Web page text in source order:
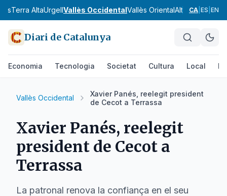
Terra AltaUrgellVallès OccidentalVallès OrientalAlt CampAlt
CA ES EN
Diari de Catalunya
Economia Tecnologia Societat Cultura Local
Vallès Occidental
Xavier Panés, reelegit president
de Cecot a Terrassa
Xavier Panés, reelegit
president de Cecot a
Terrassa
La patronal renova la confiança en el seu